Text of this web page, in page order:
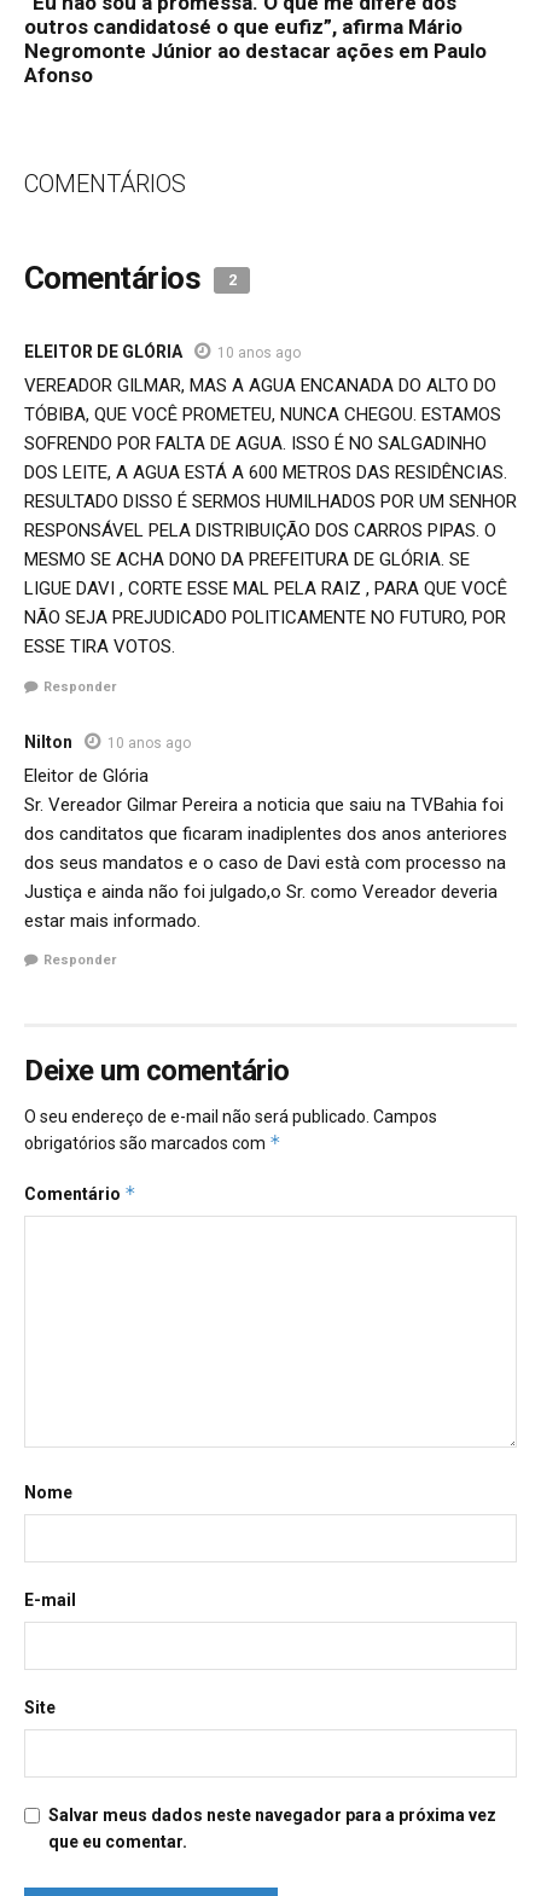
outros candidatosé o que eufiz”, afirma Mário
Negromonte Júnior ao destacar ações em Paulo
Afonso
COMENTÁRIOS
Comentários 2
ELEITOR DE GLÓRIA 10 anos ago
VEREADOR GILMAR, MAS A AGUA ENCANADA DO ALTO DO
TÓBIBA, QUE VOCÊ PROMETEU, NUNCA CHEGOU. ESTAMOS
SOFRENDO POR FALTA DE AGUA. ISSO É NO SALGADINHO
DOS LEITE, A AGUA ESTÁ A 600 METROS DAS RESIDÊNCIAS.
RESULTADO DISSO É SERMOS HUMILHADOS POR UM SENHOR
RESPONSÁVEL PELA DISTRIBUIÇÃO DOS CARROS PIPAS. O
MESMO SE ACHA DONO DA PREFEITURA DE GLÓRIA. SE
LIGUE DAVI , CORTE ESSE MAL PELA RAIZ , PARA QUE VOCÊ
NÃO SEJA PREJUDICADO POLITICAMENTE NO FUTURO, POR
ESSE TIRA VOTOS.
Responder
Nilton 10 anos ago
Eleitor de Glória
Sr. Vereador Gilmar Pereira a noticia que saiu na TVBahia foi
dos canditatos que ficaram inadiplentes dos anos anteriores
dos seus mandatos e o caso de Davi està com processo na
Justiça e ainda não foi julgado,o Sr. como Vereador deveria
estar mais informado.
Responder
Deixe um comentário
O seu endereço de e-mail não será publicado. Campos
obrigatórios são marcados com *
Comentário *
Nome
E-mail
Site
Salvar meus dados neste navegador para a próxima vez
que eu comentar.